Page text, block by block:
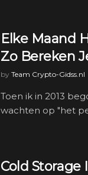
Elke Maand
Zo Bereken
by Team Crypto-Gidss.nl
Toen ik in 2013
wachten op "het
Cold Storage